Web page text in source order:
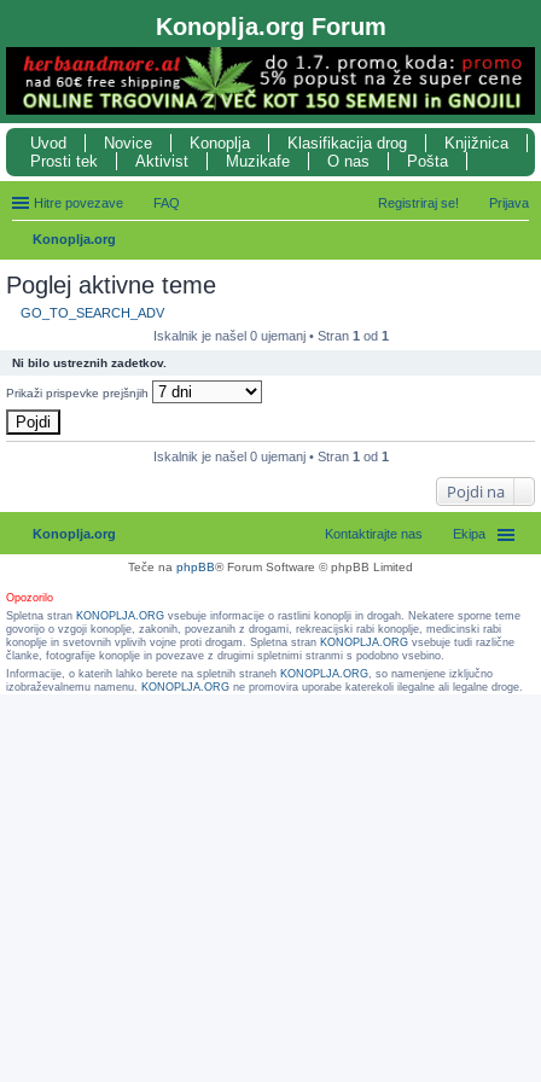
Konoplja.org Forum
Uvod Novice Konoplja Klasifikacija drog
Knjižnica
Prosti tek
Aktivist Muzikafe O nas Pošta
Hitre povezave FAQ Prijava
Registriraj se!
Konoplja.org
Poglej aktivne teme
GO_TO_SEARCH_ADV
Iskalnik je našel 0 ujemanj • Stran 1 od 1
Ni bilo ustreznih zadetkov.
Prikaži prispevke prejšnjih
Iskalnik je našel 0 ujemanj • Stran 1 od 1
Pojdi na
Konoplja.org Ekipa
Kontaktirajte nas
Teče na phpBB® Forum Software © phpBB Limited
Opozorilo
Spletna stran KONOPLJA.ORG vsebuje informacije o rastlini konoplji in drogah. Nekatere sporne teme
govorijo o vzgoji konoplje, zakonih, povezanih z drogami, rekreacijski rabi konoplje, medicinski rabi
konoplje in svetovnih vplivih vojne proti drogam. Spletna stran KONOPLJA.ORG vsebuje tudi različne
članke, fotografije konoplje in povezave z drugimi spletnimi stranmi s podobno vsebino.
Informacije, o katerih lahko berete na spletnih straneh KONOPLJA.ORG, so namenjene izključno
izobraževalnemu namenu. KONOPLJA.ORG ne promovira uporabe katerekoli ilegalne ali legalne droge.